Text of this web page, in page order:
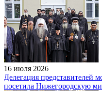
16 июля 2026
Делегация представителей
посетила Нижегородскую